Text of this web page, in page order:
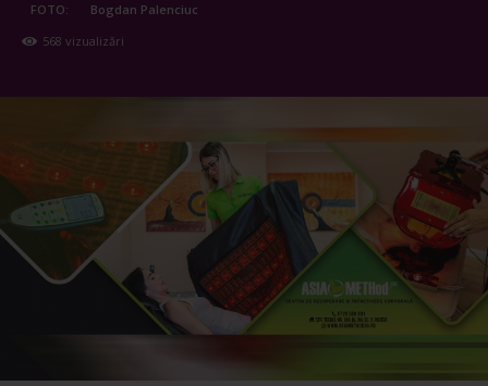
FOTO:
Bogdan Palenciuc
568 vizualizări